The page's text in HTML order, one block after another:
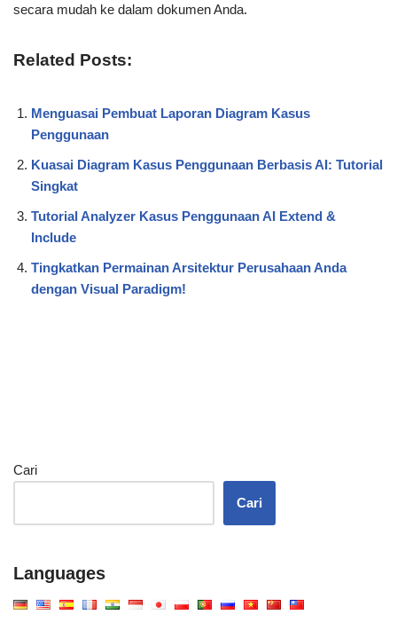
secara mudah ke dalam dokumen Anda.
Related Posts:
Menguasai Pembuat Laporan Diagram Kasus
Penggunaan
Kuasai Diagram Kasus Penggunaan Berbasis AI: Tutorial
Singkat
Tutorial Analyzer Kasus Penggunaan AI Extend &
Include
Tingkatkan Permainan Arsitektur Perusahaan Anda
dengan Visual Paradigm!
Cari
Cari
Languages